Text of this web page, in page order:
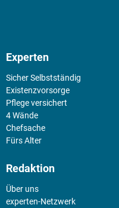
Experten
Sicher Selbstständig
Existenz­vorsorge
Pflege versichert
4 Wände
Chefsache
Fürs Alter
Redaktion
Über uns
experten-Netzwerk